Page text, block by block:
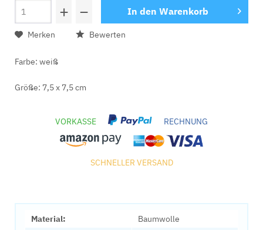
+ − In den Warenkorb
Merken Bewerten
Farbe: weiß
Größe: 7,5 x 7,5 cm
VORKASSE RECHNUNG
SCHNELLER VERSAND
Material:
Baumwolle